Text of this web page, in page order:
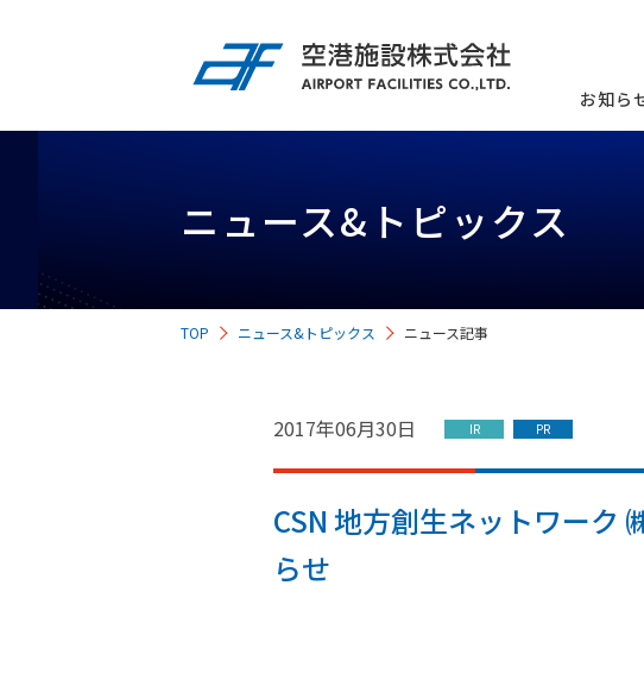
お知ら
企業情報
IR情報
主な財務指標
IRカレンダー
IRポリシー
IRラ
半期報告書／
四半期報告書
事業紹介
空港内不動産事業
空港内インフラ事業
施設情報
サステナビリティ
採用情報
新卒採用
ニュース&トピックス
TOP ニュース&トピックス ニュース記事
2017年06月30日 IR PR
CSN 地方創生ネットワーク
らせ